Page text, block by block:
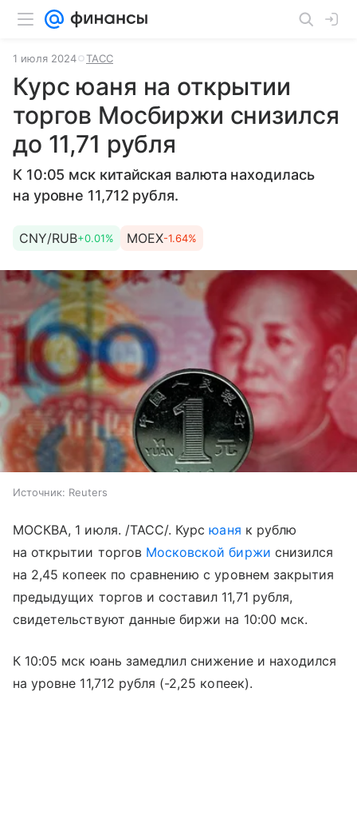
1 июля 2024 ТАСС
Курс юаня на открытии
торгов Мосбиржи снизился
до 11,71 рубля
К 10:05 мск китайская валюта находилась
на уровне 11,712 рубля.
CNY/RUB+0.01% MOEX-1.64%
Источник: Reuters
МОСКВА, 1 июля. /ТАСС/. Курсюаня к рублю
на открытии торгов Московской биржи снизился
на 2,45 копеек по сравнению с уровнем закрытия
предыдущих торгов и составил 11,71 рубля,
свидетельствуют данные биржи на 10:00 мск.
К 10:05 мск юань замедлил снижение и находился
на уровне 11,712 рубля (-2,25 копеек).